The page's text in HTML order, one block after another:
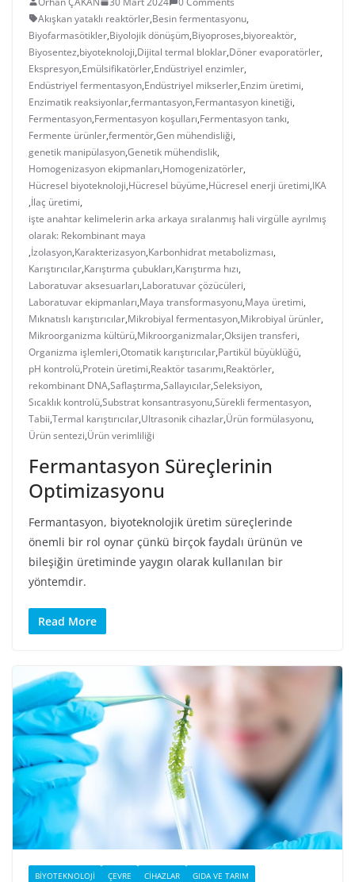
Akışkan yataklı reaktörler,Besin fermentasyonu,
Biyofarmasötikler,Biyolojik dönüşüm,Biyoproses,biyoreaktör,
Biyosentez,biyoteknoloji,Dijital termal bloklar,Döner evaporatörler,
Ekspresyon,Emülsifikatörler,Endüstriyel enzimler,
Endüstriyel fermentasyon,Endüstriyel mikserler,Enzim üretimi,
Enzimatik reaksiyonlar,fermantasyon,Fermantasyon kinetiği,
Fermentasyon,Fermentasyon koşulları,Fermentasyon tankı,
Fermente ürünler,fermentör,Gen mühendisliği,
genetik manipülasyon,Genetik mühendislik,
Homogenizasyon ekipmanları,Homogenizatörler,
Hücresel biyoteknoloji,Hücresel büyüme,Hücresel enerji üretimi,IKA
,İlaç üretimi,
işte anahtar kelimelerin arka arkaya sıralanmış hali virgülle ayrılmış
olarak: Rekombinant maya
,İzolasyon,Karakterizasyon,Karbonhidrat metabolizması,
Karıştırıcılar,Karıştırma çubukları,Karıştırma hızı,
Laboratuvar aksesuarları,Laboratuvar çözücüleri,
Laboratuvar ekipmanları,Maya transformasyonu,Maya üretimi,
Mıknatıslı karıştırıcılar,Mikrobiyal fermentasyon,Mikrobiyal ürünler,
Mikroorganizma kültürü,Mikroorganizmalar,Oksijen transferi,
Organizma işlemleri,Otomatik karıştırıcılar,Partikül büyüklüğü,
pH kontrolü,Protein üretimi,Reaktör tasarımı,Reaktörler,
rekombinant DNA,Saflaştırma,Sallayıcılar,Seleksiyon,
Sıcaklık kontrolü,Substrat konsantrasyonu,Sürekli fermentasyon,
Tabii,Termal karıştırıcılar,Ultrasonik cihazlar,Ürün formülasyonu,
Ürün sentezi,Ürün verimliliği
Fermantasyon Süreçlerinin
Optimizasyonu
Fermantasyon, biyoteknolojik üretim süreçlerinde
önemli bir rol oynar çünkü birçok faydalı ürünün ve
bileşiğin üretiminde yaygın olarak kullanılan bir
yöntemdir.
Read More
BIYOTEKNOLOJI ÇEVRE CIHAZLAR
GIDA VE TARIM